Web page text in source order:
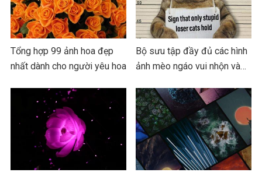
Tổng hợp 99 ảnh hoa đẹp
nhất dành cho người yêu hoa
Bộ sưu tập đầy đủ các hình
ảnh mèo ngáo vui nhộn và…